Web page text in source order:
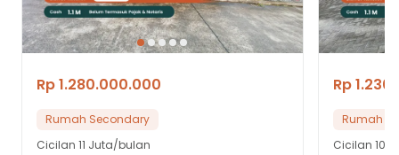
Rp 1.280.000.000
Rumah Secondary
Cicilan 11 Juta/bulan
Rp
Rumah
Cicilan